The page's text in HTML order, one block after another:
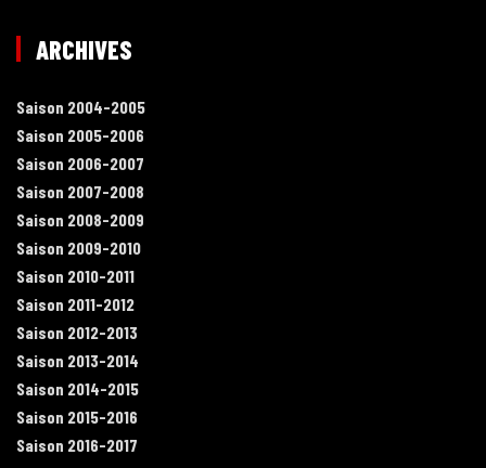
ARCHIVES
Saison 2004-2005
Saison 2005-2006
Saison 2006-2007
Saison 2007-2008
Saison 2008-2009
Saison 2009-2010
Saison 2010-2011
Saison 2011-2012
Saison 2012-2013
Saison 2013-2014
Saison 2014-2015
Saison 2015-2016
Saison 2016-2017